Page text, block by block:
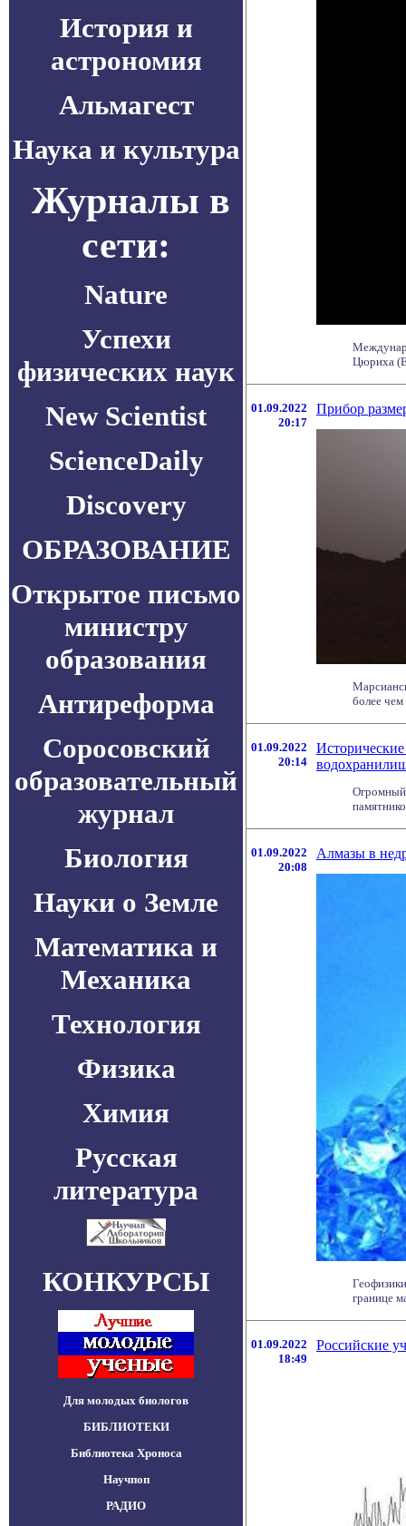
История и
астрономия
Альмагест
Наука и культура
Журналы в
сети:
Nature
Успехи
физических наук
New Scientist
ScienceDaily
Discovery
ОБРАЗОВАНИЕ
Открытое письмо
министру
образования
Антиреформа
Соросовский
образовательный
журнал
Биология
Науки о Земле
Математика и
Механика
Технология
Физика
Химия
Русская
литература
КОНКУРСЫ
Для молодых биологов
БИБЛИОТЕКИ
Библиотека Хроноса
Научпоп
РАДИО
Цюриха
01.09.2022
20:17
Прибор
более чем
01.09.2022
20:14
Огромный
01.09.2022
20:08
Алмазы в
границе
01.09.2022
18:49
Российские